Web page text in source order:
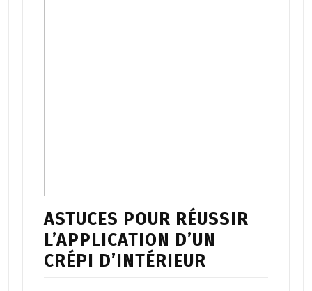
ASTUCES POUR RÉUSSIR
L’APPLICATION D’UN
CRÉPI D’INTÉRIEUR